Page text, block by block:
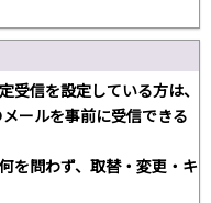
信を設定している方は、
ールを事前に受信できる
を問わず、取替・変更・キ